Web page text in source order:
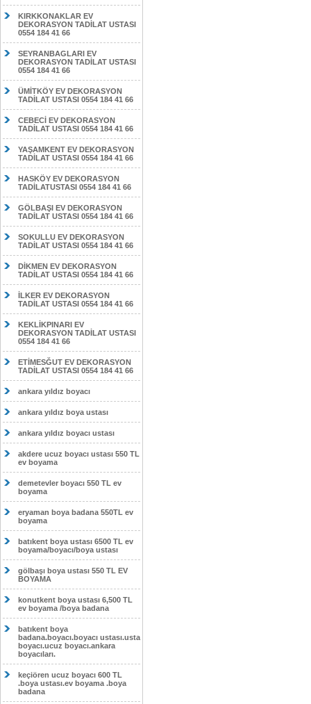
KIRKKONAKLAR EV
DEKORASYON TADİLAT USTASI
0554 184 41 66
SEYRANBAGLARI EV
DEKORASYON TADİLAT USTASI
0554 184 41 66
ÜMİTKÖY EV DEKORASYON
TADİLAT USTASI 0554 184 41 66
CEBECİ EV DEKORASYON
TADİLAT USTASI 0554 184 41 66
YAŞAMKENT EV DEKORASYON
TADİLAT USTASI 0554 184 41 66
HASKÖY EV DEKORASYON
TADİLATUSTASI 0554 184 41 66
GÖLBAŞI EV DEKORASYON
TADİLAT USTASI 0554 184 41 66
SOKULLU EV DEKORASYON
TADİLAT USTASI 0554 184 41 66
DİKMEN EV DEKORASYON
TADİLAT USTASI 0554 184 41 66
İLKER EV DEKORASYON
TADİLAT USTASI 0554 184 41 66
KEKLİKPINARI EV
DEKORASYON TADİLAT USTASI
0554 184 41 66
ETİMESĞUT EV DEKORASYON
TADİLAT USTASI 0554 184 41 66
ankara yıldız boyacı
ankara yıldız boya ustası
ankara yıldız boyacı ustası
akdere ucuz boyacı ustası 550 TL
ev boyama
demetevler boyacı 550 TL ev
boyama
eryaman boya badana 550TL ev
boyama
batıkent boya ustası 6500 TL ev
boyama/boyacı/boya ustası
gölbaşı boya ustası 550 TL EV
BOYAMA
konutkent boya ustası 6,500 TL
ev boyama /boya badana
batıkent boya
badana.boyacı.boyacı ustası.usta
boyacı.ucuz boyacı.ankara
boyacıları.
keçiören ucuz boyacı 600 TL
.boya ustası.ev boyama .boya
badana